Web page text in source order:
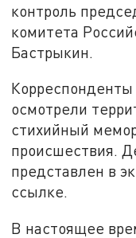
контроль
комитета
Бастрыкин.
осмотрели
стихийный
происшествия.
представлен в
ссылке.
В настоящее